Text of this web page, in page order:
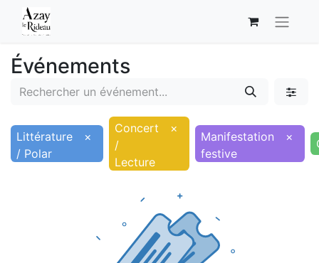
Événements
Littérature
/ Polar
×
Concert
/
Lecture
×
Manifestation
festive
×